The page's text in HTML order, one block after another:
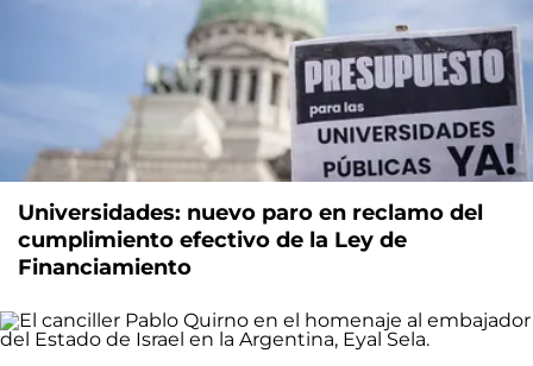
Universidades: nuevo paro en reclamo del
cumplimiento efectivo de la Ley de
Financiamiento